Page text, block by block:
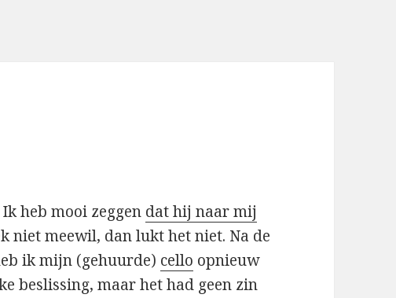
heb mooi zeggen dat hij naar mij
niet meewil, dan lukt het niet. Na de
ik mijn (gehuurde) cello opnieuw
beslissing, maar het had geen zin